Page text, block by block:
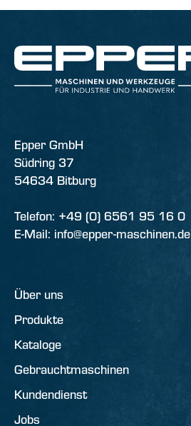
Epper GmbH
Südring 37
54634 Bitburg
Telefon: +49 (0) 6561 95 16 0
E-Mail: info@epper-maschinen.de
Über uns
Produkte
Kataloge
Gebrauchtmaschinen
Kundendienst
Jobs